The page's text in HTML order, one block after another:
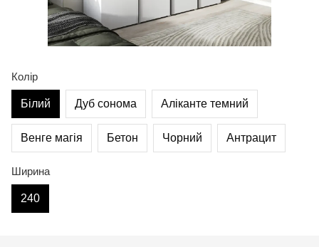
Колір
Білий Дуб сонома Аліканте темний
Венге магія Бетон Чорний Антрацит
Ширина
240